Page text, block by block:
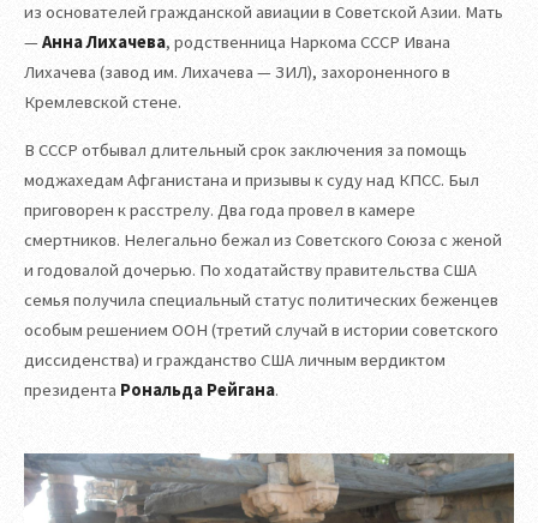
из основателей гражданской авиации в Советской Азии. Мать
— Анна Лихачева, родственница Наркома СССР Ивана
Лихачева (завод им. Лихачева — ЗИЛ), захороненного в
Кремлевской стене.
В СССР отбывал длительный срок заключения за помощь
моджахедам Афганистана и призывы к суду над КПСС. Был
приговорен к расстрелу. Два года провел в камере
смертников. Нелегально бежал из Советского Союза с женой
и годовалой дочерью. По ходатайству правительства США
семья получила специальный статус политических беженцев
особым решением ООН (третий случай в истории советского
диссиденства) и гражданство США личным вердиктом
президента Рональда Рейгана.